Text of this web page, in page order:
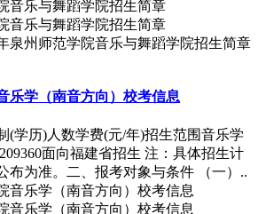
泉州师范学院音乐与舞蹈学院招生简章
乐学（南音方向）校考信息
(学历)人数学费(元/年)招生范围音乐学
面向福建省招生 注：具体招生计
布为准。二、报考对象与条件 （一）..